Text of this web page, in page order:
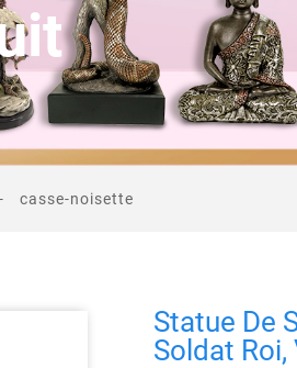
casse-noisette
Statue De
Soldat Roi,